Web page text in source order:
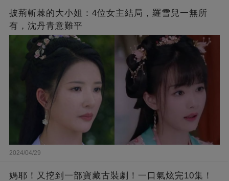
披荊斬棘的大小姐：4位女主結局，羅雪兒一無所
有，沈丹青意難平
2024/04/29
媽耶！又挖到一部寶藏古裝劇！一口氣炫完10集！